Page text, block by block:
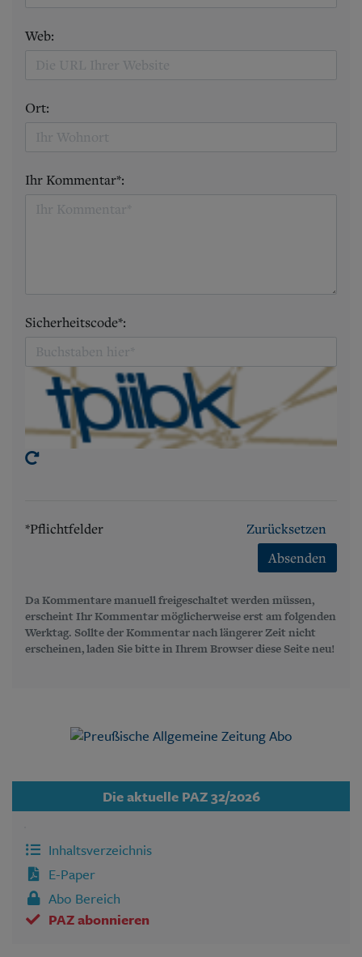
Web:
Ort:
Ihr Kommentar*:
Sicherheitscode*:
*Pflichtfelder
Zurücksetzen
Absenden
Da Kommentare manuell freigeschaltet werden müssen,
erscheint Ihr Kommentar möglicherweise erst am folgenden
Werktag. Sollte der Kommentar nach längerer Zeit nicht
erscheinen, laden Sie bitte in Ihrem Browser diese Seite neu!
Die aktuelle PAZ 32/2026
Inhaltsverzeichnis
E-Paper
Abo Bereich
PAZ abonnieren